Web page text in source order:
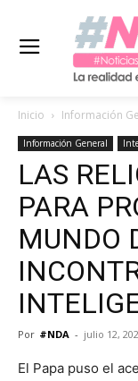
Inicio Información
Información General
LAS
PARA
MUNDO
Por #NDA - julio 12,
El Papa puso el